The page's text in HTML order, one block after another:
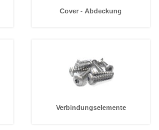
Cover - Abdeckung
Verbindungselemente